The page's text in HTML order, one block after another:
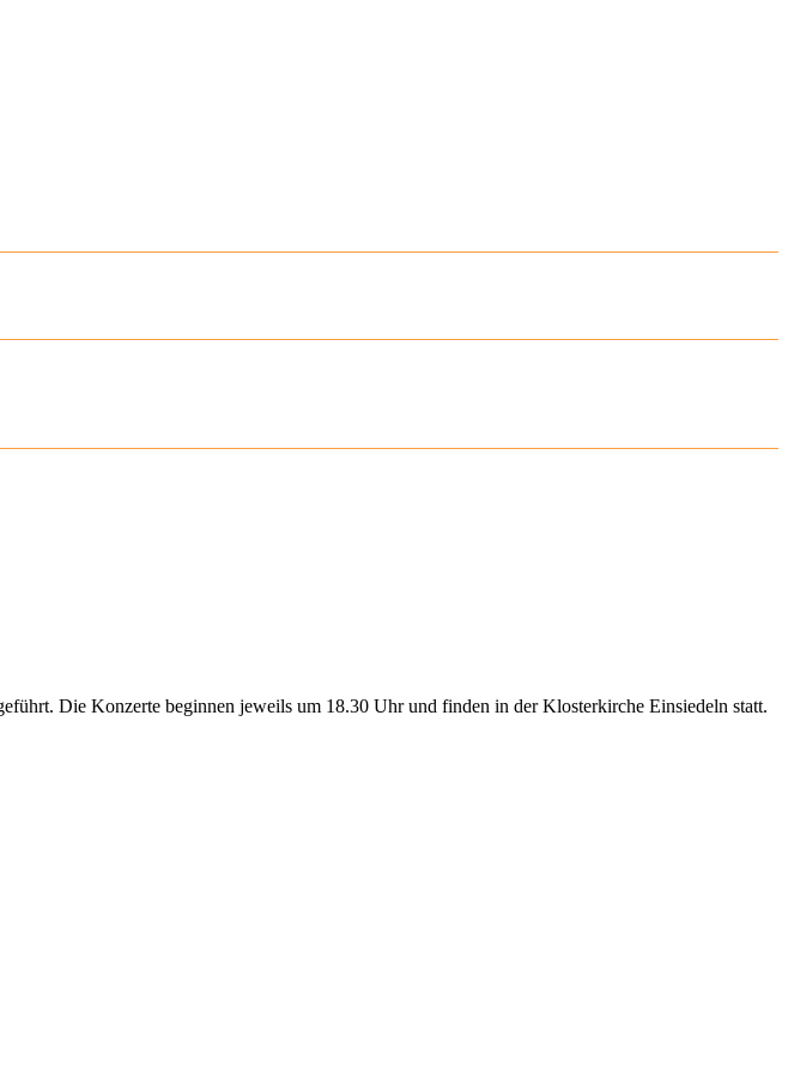
Die Konzerte beginnen jeweils um 18.30 Uhr und finden in der Klosterkirche Einsiedeln statt.